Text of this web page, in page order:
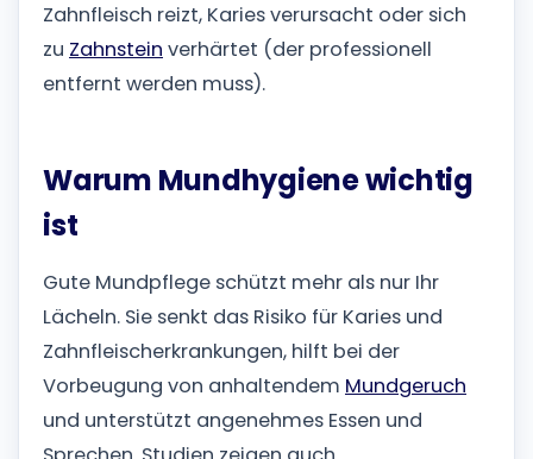
Zahnfleisch reizt, Karies verursacht oder sich
zu Zahnstein verhärtet (der professionell
entfernt werden muss).
Warum Mundhygiene wichtig
ist
Gute Mundpflege schützt mehr als nur Ihr
Lächeln. Sie senkt das Risiko für Karies und
Zahnfleischerkrankungen, hilft bei der
Vorbeugung von anhaltendem Mundgeruch
und unterstützt angenehmes Essen und